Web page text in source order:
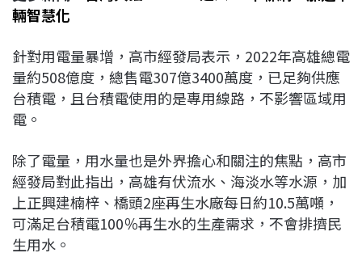
輛智慧化
針對用電量暴增，高市經發局表示，2022年高雄總電
量約508億度，總售電307億3400萬度，已足夠供應
台積電，且台積電使用的是專用線路，不影響區域用
電。
除了電量，用水量也是外界擔心和關注的焦點，高市
經發局對此指出，高雄有伏流水、海淡水等水源，加
上正興建楠梓、橋頭2座再生水廠每日約10.5萬噸，
可滿足台積電100％再生水的生產需求，不會排擠民
生用水。